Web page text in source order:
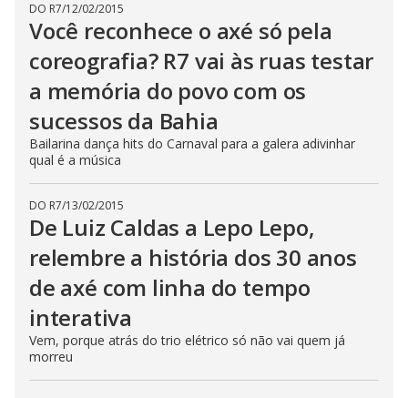
DO R7/12/02/2015
Você reconhece o axé só pela
coreografia? R7 vai às ruas testar
a memória do povo com os
sucessos da Bahia
Bailarina dança hits do Carnaval para a galera adivinhar
qual é a música
DO R7/13/02/2015
De Luiz Caldas a Lepo Lepo,
relembre a história dos 30 anos
de axé com linha do tempo
interativa
Vem, porque atrás do trio elétrico só não vai quem já
morreu